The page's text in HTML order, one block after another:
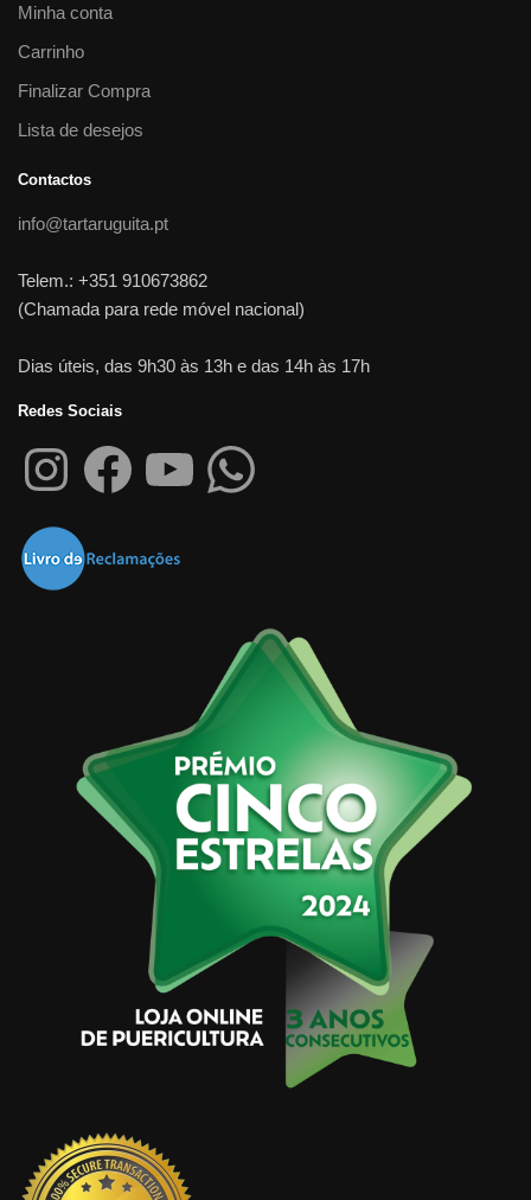
Minha conta
Carrinho
Finalizar Compra
Lista de desejos
Contactos
info@tartaruguita.pt
Telem.: +351 910673862
(Chamada para rede móvel nacional)
Dias úteis, das 9h30 às 13h e das 14h às 17h
Redes Sociais